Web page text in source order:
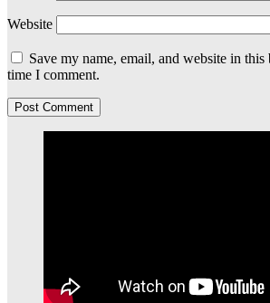
Website
Save my name, email, and website in
time I comment.